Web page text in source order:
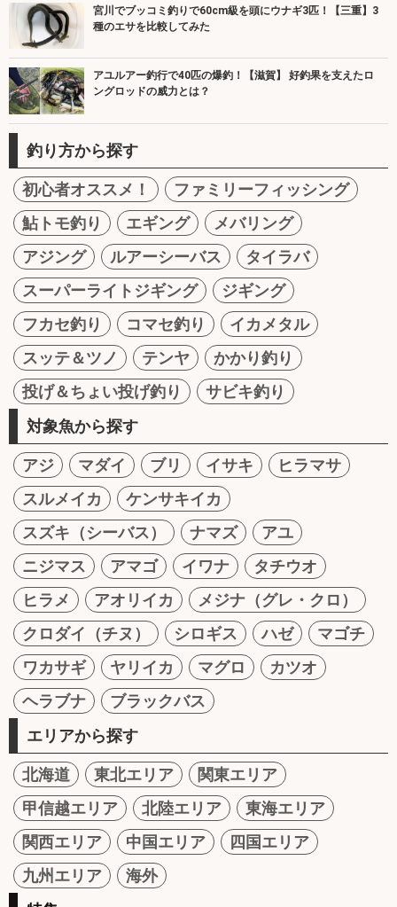
宮川でブッコミ釣りで60cm級を頭にウナギ3匹！【三重】3
種のエサを比較してみた
アユルアー釣行で40匹の爆釣！【滋賀】 好釣果を支えたロ
ングロッドの威力とは？
釣り方から探す
初心者オススメ！
ファミリーフィッシング
鮎トモ釣り
エギング
メバリング
アジング
ルアーシーバス
タイラバ
スーパーライトジギング
ジギング
フカセ釣り
コマセ釣り
イカメタル
スッテ＆ツノ
テンヤ
かかり釣り
投げ＆ちょい投げ釣り
サビキ釣り
対象魚から探す
アジ マダイ ブリ イサキ
ヒラマサ
スルメイカ
ケンサキイカ
スズキ（シーバス）
ナマズ
アユ
ニジマス
アマゴ イワナ
タチウオ
ヒラメ
アオリイカ
メジナ（グレ・クロ）
クロダイ（チヌ）
シロギス ハゼ
マゴチ
ワカサギ
ヤリイカ マグロ
カツオ
ヘラブナ
ブラックバス
エリアから探す
北海道 東北エリア
関東エリア
甲信越エリア
北陸エリア
東海エリア
関西エリア
中国エリア
四国エリア
九州エリア
海外